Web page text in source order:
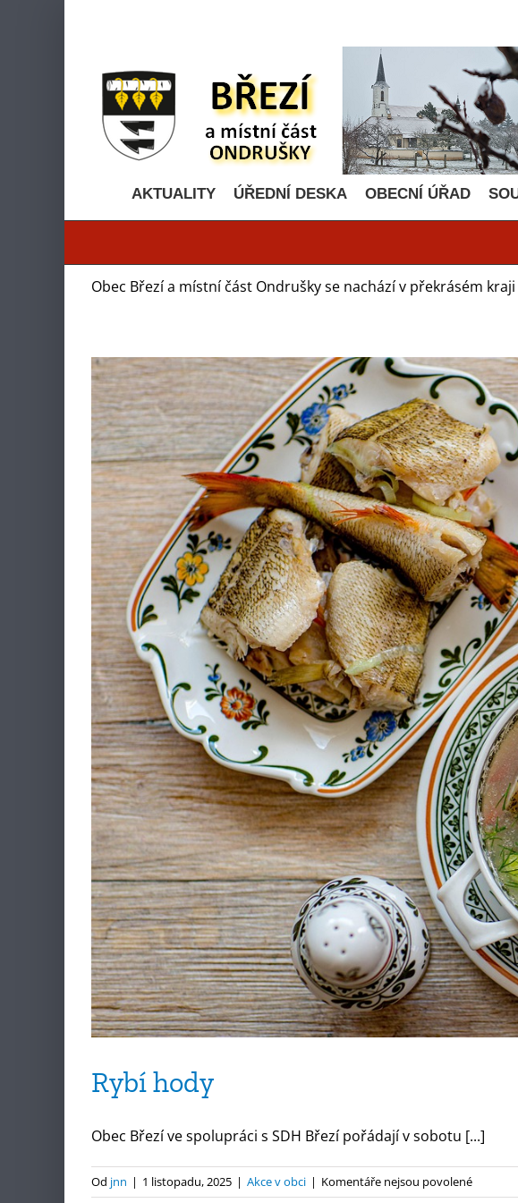
AKTUALITY ÚŘEDNÍ DESKA OBECNÍ ÚŘAD
Obec Březí a místní část Ondrušky se nachází v překrásém kraji
Rybí hody
Obec Březí ve spolupráci s SDH Březí pořádají v sobotu [...]
Od jnn | 1 listopadu, 2025 | Akce v obci | Komentáře nejsou povolenéu